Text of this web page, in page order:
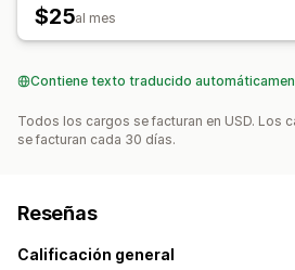
$25al mes
Contiene texto traducido
Todos los cargos se facturan en USD. Los
se facturan cada 30 días.
Reseñas
Calificación general